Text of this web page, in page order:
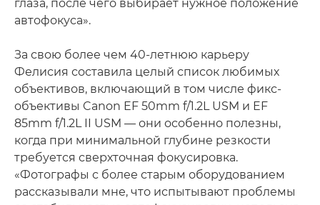
глаза, после чего выбирает нужное положение
автофокуса».
За свою более чем 40-летнюю карьеру
Фелисия составила целый список любимых
объективов, включающий в том числе фикс-
объективы Canon EF 50mm f/1.2L USM и EF
85mm f/1.2L II USM — они особенно полезны,
когда при минимальной глубине резкости
требуется сверхточная фокусировка.
«Фотографы с более старым оборудованием
рассказывали мне, что испытывают проблемы